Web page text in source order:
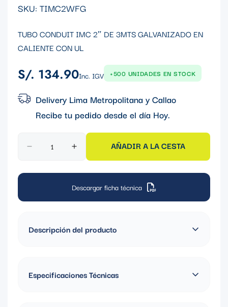
SKU: TIMC2WFG
TUBO CONDUIT IMC 2″ DE 3MTS GALVANIZADO EN
CALIENTE CON UL
Precio
S/. 134.90Inc. IGV +500 UNIDADES EN STOCK
Delivery Lima Metropolitana y Callao
Recibe tu pedido desde el día Hoy.
AÑADIR A LA CESTA
Descargar ficha técnica
Descripción del producto
Conductor IMC de East
Especificaciones Técnicas